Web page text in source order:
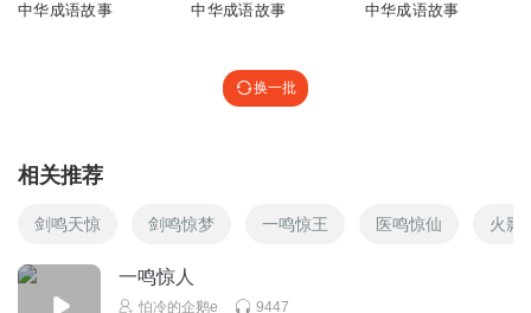
中华成语故事 中华成语故事 中华成语故事
换一批
相关推荐
剑鸣天惊 剑鸣惊梦 一鸣惊王 医鸣惊仙 火影
一鸣惊人
怕冷的企鹅e 9447